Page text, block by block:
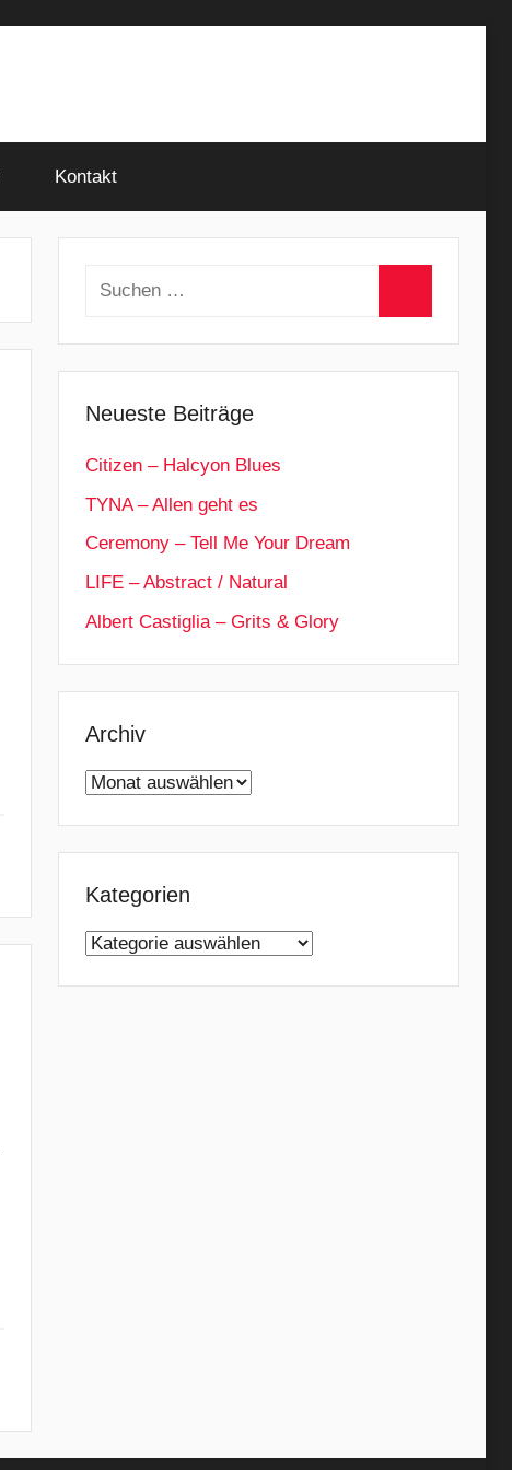
Kontakt
Suchen
Neueste Beiträge
Citizen – Halcyon Blues
TYNA – Allen geht es
Ceremony – Tell Me Your Dream
LIFE – Abstract / Natural
Albert Castiglia – Grits & Glory
Archiv
Archiv
Kategorien
Kategorien